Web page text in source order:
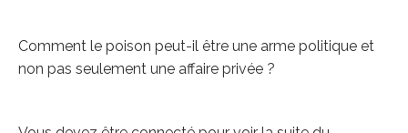
Comment le poison peut-il être une arme politique et
non pas seulement une affaire privée ?